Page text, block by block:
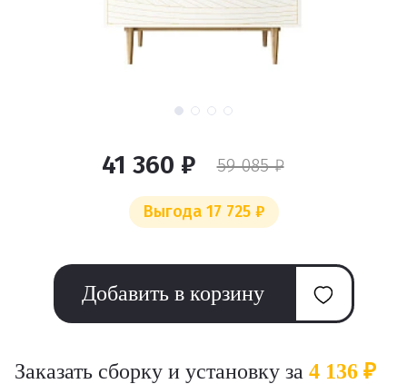
41 360 ₽ 59 085 ₽
Выгода 17 725 ₽
Добавить в корзину
Заказать сборку и установку за 4 136 ₽